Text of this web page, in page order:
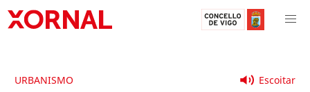
Escoitar
URBANISMO